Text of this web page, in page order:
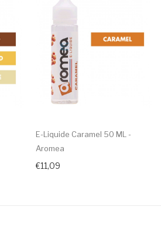
E-Liquide Caramel 50 ML -
Aromea
€11,09